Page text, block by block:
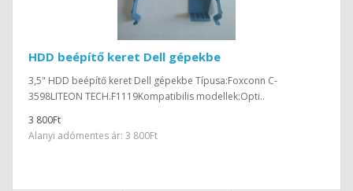
HDD beépítő keret Dell gépekbe
3,5" HDD beépítő keret Dell gépekbe Típusa:Foxconn C-
3598LITEON TECH.F1119Kompatibilis modellek:Opti..
3 800Ft
Alanyi adómentes ár: 3 800Ft